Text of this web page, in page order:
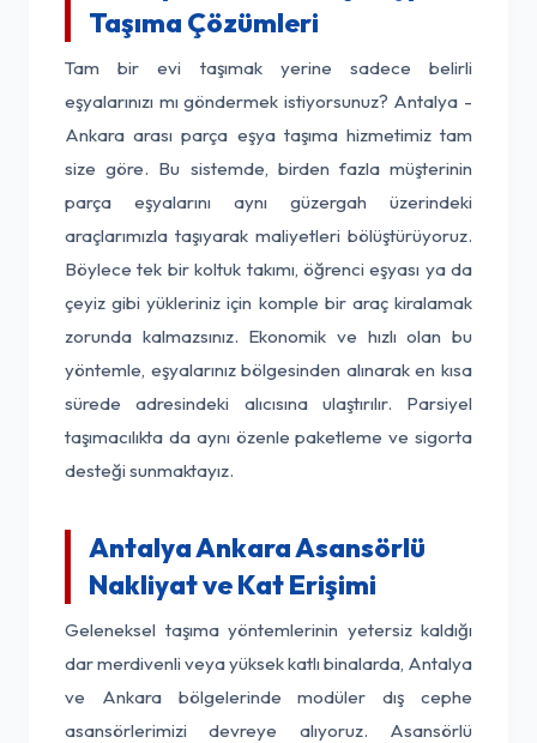
Taşıma Çözümleri
Tam bir evi taşımak yerine sadece belirli
eşyalarınızı mı göndermek istiyorsunuz? Antalya -
Ankara arası parça eşya taşıma hizmetimiz tam
size göre. Bu sistemde, birden fazla müşterinin
parça eşyalarını aynı güzergah üzerindeki
araçlarımızla taşıyarak maliyetleri bölüştürüyoruz.
Böylece tek bir koltuk takımı, öğrenci eşyası ya da
çeyiz gibi yükleriniz için komple bir araç kiralamak
zorunda kalmazsınız. Ekonomik ve hızlı olan bu
yöntemle, eşyalarınız bölgesinden alınarak en kısa
sürede adresindeki alıcısına ulaştırılır. Parsiyel
taşımacılıkta da aynı özenle paketleme ve sigorta
desteği sunmaktayız.
Antalya Ankara Asansörlü
Nakliyat ve Kat Erişimi
Geleneksel taşıma yöntemlerinin yetersiz kaldığı
dar merdivenli veya yüksek katlı binalarda, Antalya
ve Ankara bölgelerinde modüler dış cephe
asansörlerimizi devreye alıyoruz. Asansörlü